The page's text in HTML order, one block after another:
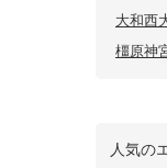
大和西
橿原神
人気の